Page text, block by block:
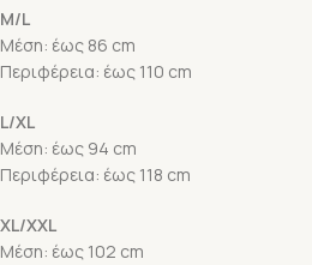
M/L
Μέση: έως 86 cm
Περιφέρεια: έως 110 cm
L/XL
Μέση: έως 94 cm
Περιφέρεια: έως 118 cm
XL/XXL
Μέση: έως 102 cm